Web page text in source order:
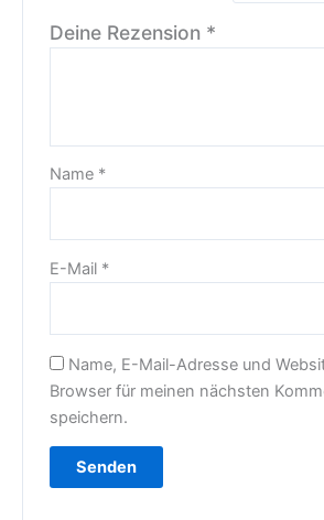
Deine Rezension *
Name *
E-Mail *
Name, E-Mail-Adresse und
Browser für meinen nächsten
speichern.